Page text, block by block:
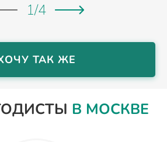
1/4
ТАК ЖЕ
В МОСКВЕ